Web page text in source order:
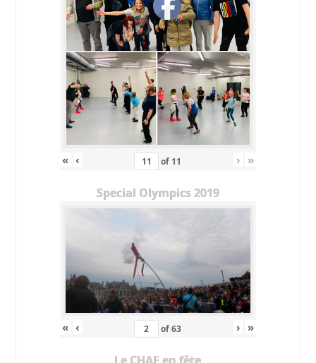
« ‹ of 11 › »
Special Olympics 2019
« ‹ of63 › »
Le CHAF en fête